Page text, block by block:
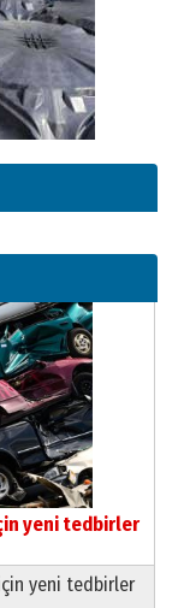
yeni tedbirler
yeni tedbirler